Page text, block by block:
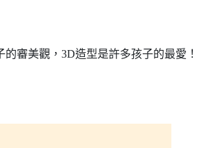
審美觀，3D造型是許多孩子的最愛！